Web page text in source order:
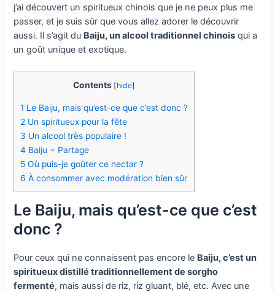
j’ai découvert un spiritueux chinois que je ne peux plus me
passer, et je suis sûr que vous allez adorer le découvrir
aussi. Il s’agit du Baiju, un alcool traditionnel chinois qui a
un goût unique et exotique.
Contents [hide]
1 Le Baiju, mais qu’est-ce que c’est donc ?
2 Un spiritueux pour la fête
3 Un alcool très populaire !
4 Baiju = Partage
5 Où puis-je goûter ce nectar ?
6 À consommer avec modération bien sûr
Le Baiju, mais qu’est-ce que c’est
donc ?
Pour ceux qui ne connaissent pas encore le Baiju, c’est un
spiritueux distillé traditionnellement de sorgho
fermenté, mais aussi de riz, riz gluant, blé, etc. Avec une